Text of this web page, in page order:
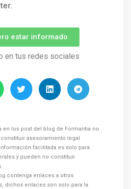
estar informado
en tus redes sociales
en los post del blog de Formantia no
asesoramiento legal
facilitada es solo para
y pueden no constituir
contenga enlaces a otros
dichos enlaces son solo para la